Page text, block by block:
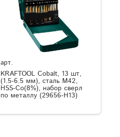
арт.
KRAFTOOL Cobalt, 13 шт,
(1.5-6.5 мм), сталь М42,
HSS-Co(8%), набор сверл
по металлу (29656-H13)